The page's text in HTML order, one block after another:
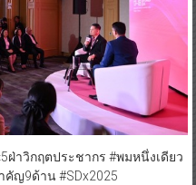
ฝ่าวิกฤตประชากร #พมหนึ่งเดียว
ญ9ด้าน #SDx2025